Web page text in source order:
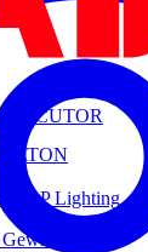
CIRCUTOR
EATON
ETAP Lighting
Gewiss